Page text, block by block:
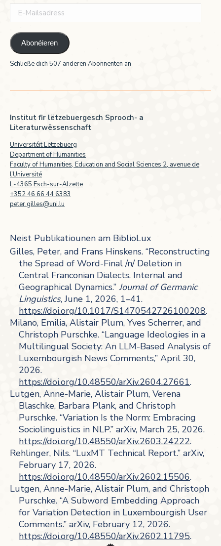
Mailsadress
Abonéieren
Schließe dich 507 anderen Abonnenten an
Institut fir lëtzebuergesch Sprooch- a
Literaturwëssenschaft
Universitéit Lëtzebuerg
Department of Humanities
Faculty of Humanities, Education and Social Sciences 2, avenue de
l’Université
L-4365 Esch-sur-Alzette
+352 46 66 44 6383
peter.gilles@uni.lu
Neist Publikatiounen am BiblioLux
Gilles, Peter, and Frans Hinskens. “Reconstructing
the Spread of Word-Final /n/ Deletion in
Central Franconian Dialects. Internal and
Geographical Dynamics.” Journal of Germanic
Linguistics, June 1, 2026, 1–41.
https://doi.org/10.1017/S1470542726100208.
Milano, Emilia, Alistair Plum, Yves Scherrer, and
Christoph Purschke. “Language Ideologies in a
Multilingual Society: An LLM-Based Analysis of
Luxembourgish News Comments,” April 30,
2026.
https://doi.org/10.48550/arXiv.2604.27661.
Lutgen, Anne-Marie, Alistair Plum, Verena
Blaschke, Barbara Plank, and Christoph
Purschke. “Variation Is the Norm: Embracing
Sociolinguistics in NLP.” arXiv, March 25, 2026.
https://doi.org/10.48550/arXiv.2603.24222.
Rehlinger, Nils. “LuxMT Technical Report.” arXiv,
February 17, 2026.
https://doi.org/10.48550/arXiv.2602.15506.
Lutgen, Anne-Marie, Alistair Plum, and Christoph
Purschke. “A Subword Embedding Approach
for Variation Detection in Luxembourgish User
Comments.” arXiv, February 12, 2026.
https://doi.org/10.48550/arXiv.2602.11795.